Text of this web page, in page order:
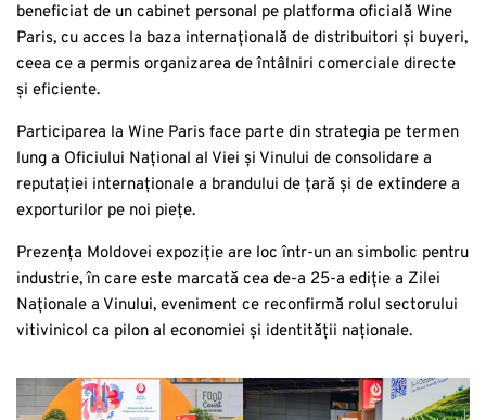
beneficiat de un cabinet personal pe platforma oficială Wine
Paris, cu acces la baza internațională de distribuitori și buyeri,
ceea ce a permis organizarea de întâlniri comerciale directe
și eficiente.
Participarea la Wine Paris face parte din strategia pe termen
lung a Oficiului Național al Viei și Vinului de consolidare a
reputației internaționale a brandului de țară și de extindere a
exporturilor pe noi piețe.
Prezența Moldovei expoziție are loc într-un an simbolic pentru
industrie, în care este marcată cea de-a 25-a ediție a Zilei
Naționale a Vinului, eveniment ce reconfirmă rolul sectorului
vitivinicol ca pilon al economiei și identității naționale.